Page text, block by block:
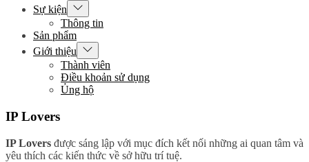
Sự kiện
Show
sub
menu
Thông tin
Sản phẩm
Giới thiệu
Show
sub
menu
Thành viên
Điều khoản sử dụng
Ủng hộ
IP Lovers
IP Lovers được sáng lập với mục đích kết nối những ai quan tâm và
yêu thích các kiến thức về sở hữu trí tuệ.